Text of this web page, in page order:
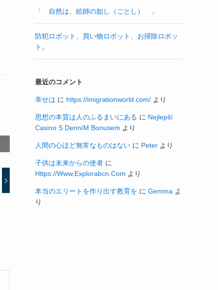
「 自然は、絵師の如し（ごとし） 」
防犯ロボット、買い物ロボット、お掃除ロボッ
ト。
最近のコメント
幸せは に https://imigrationworld.com/ より
思想の本質は人のふるまいにある に Nejlepší
Casino S DenníM Bonusem より
人間の心ほど無常なものはない に Peter より
子供は未来からの使者 に
Https://Www.Explorabcn.Com より
本当のエリートを作り出す教育を に Gemma よ
り